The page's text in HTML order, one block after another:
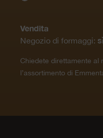
Vendita
Negozio di formaggi: sì
Chiedete direttamente al
l’assortimento di